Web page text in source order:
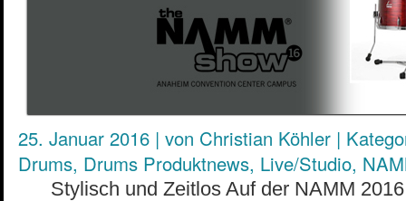
25. Januar 2016 | von Christian Köhler |
Drums, Drums Produktnews, Live/Studio,
Stylisch und Zeitlos Auf der NAMM 2016